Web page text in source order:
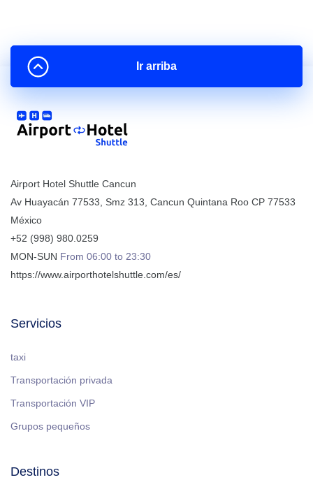
Airport Hotel Shuttle Cancun
Av Huayacán 77533, Smz 313 Cancun Quintana Roo CP 77533
México
+52 (998) 980.0259
MON-SUN From 06:00 to 23:30
https://www.airporthotelshuttle.com/es/
Servicios
taxi
Transportación privada
Transportación VIP
Grupos pequeños
Destinos
Ir arriba